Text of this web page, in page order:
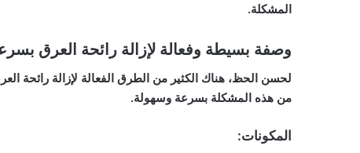
المشكلة.
وصفة بسيطة وفعالة لإزالة رائحة العرق
لحسن الحظ، هناك الكثير من الطرق الفعالة لإزالة
من هذه المشكلة بسرعة وسهولة.
المكونات: